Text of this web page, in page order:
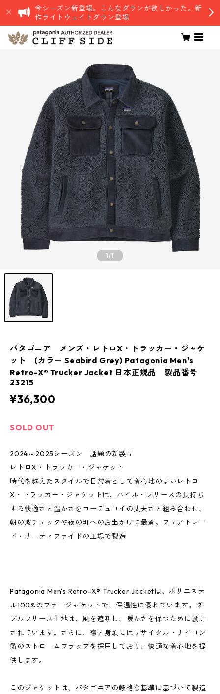
今シーズン新登場。こんなダウンが欲しかった。新
作ライトウェイトダウン登場
1/1
パタゴニア メンズ・レトロX・トラッカー・ジャケ
ット (カラー Seabird Grey) Patagonia Men's
Retro-X® Trucker Jacket 日本正規品 製品番号
23215
¥36,300
SOLD OUT
2024～2025シーズン 話題の新製品
レトロX・トラッカー・ジャケット
時代を越えたスタイルで日常着として着心地のよいレトロ
X・トラッカー・ジャケットは、パイル・フリースの長持ち
する快適さと温かさをコーデュロイの丈夫さと組み合わせ、
朝の波チェックや夜の町へのお出かけに最適。フェアトレー
ド・サーティファイドの工場で製造
Patagonia Men's Retro-X® Trucker Jacketは、ポリエステ
ル100%のファージャケットで、保温性に優れています。ダ
ブルフリース生地は、風を遮断し、暖かさを保つために設計
されています。さらに、襟と身頃にはリサイクル・ナイロン
製のストロームフラップを採用しており、快適な着心地を提
供します。
このジャケットは、パタゴニアの厳格な基準に基づいて製造